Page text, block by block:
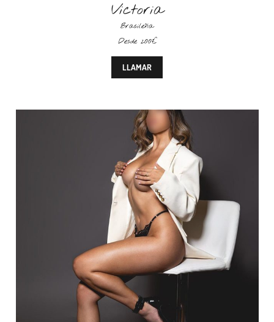
Victoria
Brasileña
Desde 200€
LLAMAR